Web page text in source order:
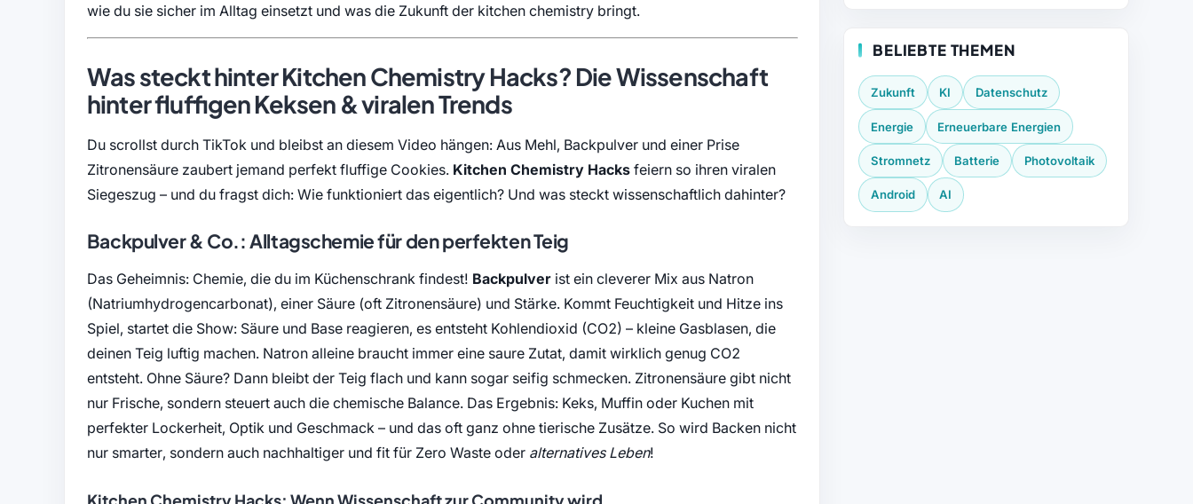
wie du sie sicher im Alltag einsetzt und was die Zukunft der kitchen chemistry bringt.
Was steckt hinter Kitchen Chemistry Hacks? Die Wissenschaft
hinter fluffigen Keksen & viralen Trends
Du scrollst durch TikTok und bleibst an diesem Video hängen: Aus Mehl, Backpulver und einer Prise
Zitronensäure zaubert jemand perfekt fluffige Cookies. Kitchen Chemistry Hacksfeiern so ihren viralen
Siegeszug – und du fragst dich: Wie funktioniert das eigentlich? Und was steckt wissenschaftlich dahinter?
Backpulver & Co.: Alltagschemie für den perfekten Teig
Das Geheimnis: Chemie, die du im Küchenschrank findest! Backpulverist ein cleverer Mix aus Natron
(Natriumhydrogencarbonat), einer Säure (oft Zitronensäure) und Stärke. Kommt Feuchtigkeit und Hitze ins
Spiel, startet die Show: Säure und Base reagieren, es entsteht Kohlendioxid (CO2) – kleine Gasblasen, die
deinen Teig luftig machen. Natron alleine braucht immer eine saure Zutat, damit wirklich genug CO2
entsteht. Ohne Säure? Dann bleibt der Teig flach und kann sogar seifig schmecken. Zitronensäure gibt nicht
nur Frische, sondern steuert auch die chemische Balance. Das Ergebnis: Keks, Muffin oder Kuchen mit
perfekter Lockerheit, Optik und Geschmack – und das oft ganz ohne tierische Zusätze. So wird Backen nicht
nur smarter, sondern auch nachhaltiger und fit für Zero Waste oder alternatives Leben!
BELIEBTE THEMEN
Zukunft KI Datenschutz
Energie Erneuerbare Energien
Stromnetz Batterie Photovoltaik
Android AI